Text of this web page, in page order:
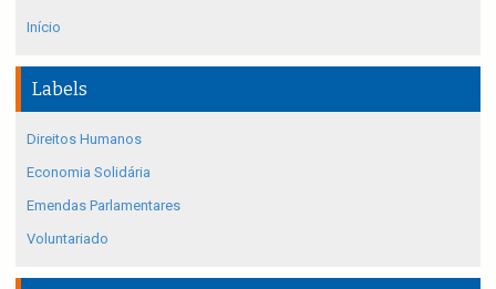
Início
Labels
Direitos Humanos
Economia Solidária
Emendas Parlamentares
Voluntariado